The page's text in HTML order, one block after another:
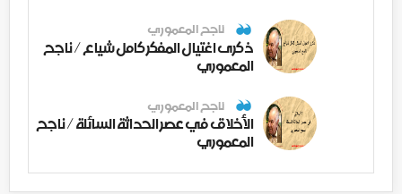
ناجح المعموري
ذكرى اغتيال المفكر كامل شياع / ناجح
المعموري
ناجح المعموري
الأخلاق في عصر الحداثة السائلة / ناجح
المعموري